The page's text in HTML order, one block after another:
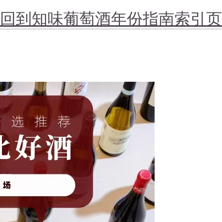
到知味葡萄酒年份指南索引